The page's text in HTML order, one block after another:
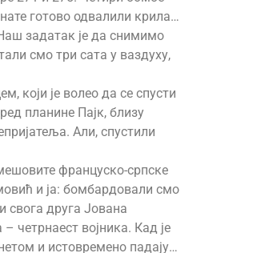
готово одвалили крила…
задатак је да снимимо
смо три сата у ваздуху,
који је волео да се спусти
планине Пајк, близу
Али, спустили
француско-српске
и ја: бомбардовали смо
свога друга Јована
четрнаест војника. Кад је
и истовремено падају…